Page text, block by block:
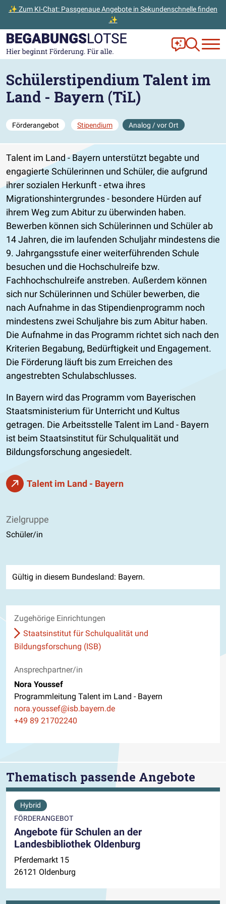
✨ Zum KI-Chat: Passgenaue Angebote in Sekundenschnelle finden
✨
Zum Hauptinhalt der Seite springen
Zur Startseite gehen Frag Ella!
Zur
Schülerstipendium Talent im
Land - Bayern (TiL)
Förderangebot Stipendium Analog / vor Ort
Talent im Land - Bayern unterstützt begabte und
engagierte Schülerinnen und Schüler, die aufgrund
ihrer sozialen Herkunft - etwa ihres
Migrationshintergrundes - besondere Hürden auf
ihrem Weg zum Abitur zu überwinden haben.
Bewerben können sich Schülerinnen und Schüler ab
14 Jahren, die im laufenden Schuljahr mindestens die
9. Jahrgangsstufe einer weiterführenden Schule
besuchen und die Hochschulreife bzw.
Fachhochschulreife anstreben. Außerdem können
sich nur Schülerinnen und Schüler bewerben, die
nach Aufnahme in das Stipendienprogramm noch
mindestens zwei Schuljahre bis zum Abitur haben.
Die Aufnahme in das Programm richtet sich nach den
Kriterien Begabung, Bedürftigkeit und Engagement.
Die Förderung läuft bis zum Erreichen des
angestrebten Schulabschlusses.
In Bayern wird das Programm vom Bayerischen
Staatsministerium für Unterricht und Kultus
getragen. Die Arbeitsstelle Talent im Land - Bayern
ist beim Staatsinstitut für Schulqualität und
Bildungsforschung angesiedelt.
Talent im Land - Bayern
Zielgruppe
Schüler/in
Gültig in diesem Bundesland: Bayern.
Zugehörige Einrichtungen
Staatsinstitut für Schulqualität und
Bildungsforschung (ISB)
Ansprechpartner/in
Nora Youssef
Programmleitung Talent im Land - Bayern
E-Mail
nora.youssef@isb.bayern.de
Telefon
+49 89 21702240
Thematisch passende Angebote
Hybrid
FÖRDERANGEBOT
Angebote für Schulen an der
Landesbibliothek Oldenburg
Pferdemarkt 15
26121 Oldenburg